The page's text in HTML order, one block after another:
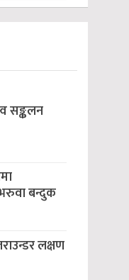
सङ्कलन
बन्दुक
लक्षण